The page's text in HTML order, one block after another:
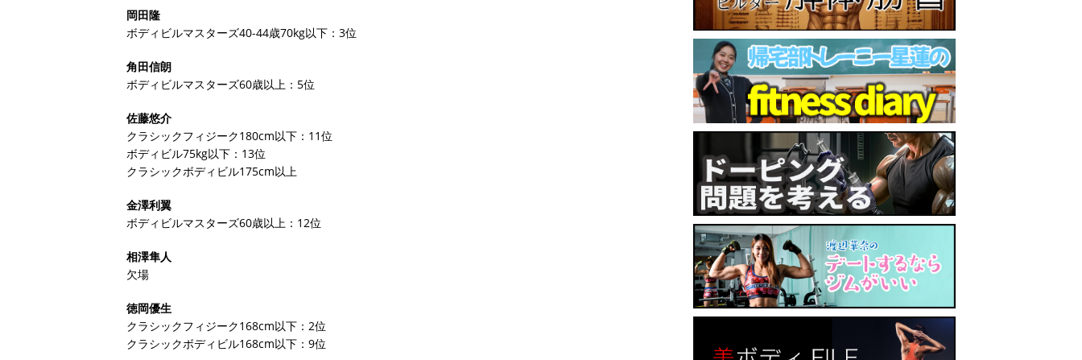
岡田隆
ボディビルマスターズ40-44歳70kg以下：3位
角田信朗
ボディビルマスターズ60歳以上：5位
佐藤悠介
クラシックフィジーク180cm以下：11位
ボディビル75kg以下：13位
クラシックボディビル175cm以上
金澤利翼
ボディビルマスターズ60歳以上：12位
相澤隼人
欠場
徳岡優生
クラシックフィジーク168cm以下：2位
クラシックボディビル168cm以下：9位